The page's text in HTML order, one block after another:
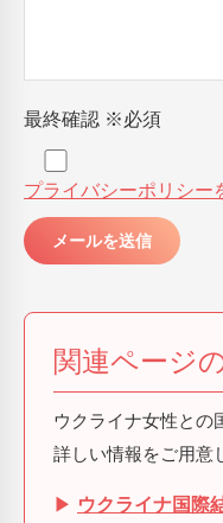
最終確認 ※必須
プライバシーポリシー
関連ページ
ウクライナ女性との
詳しい情報をご用意
▶ ウクライナ国際